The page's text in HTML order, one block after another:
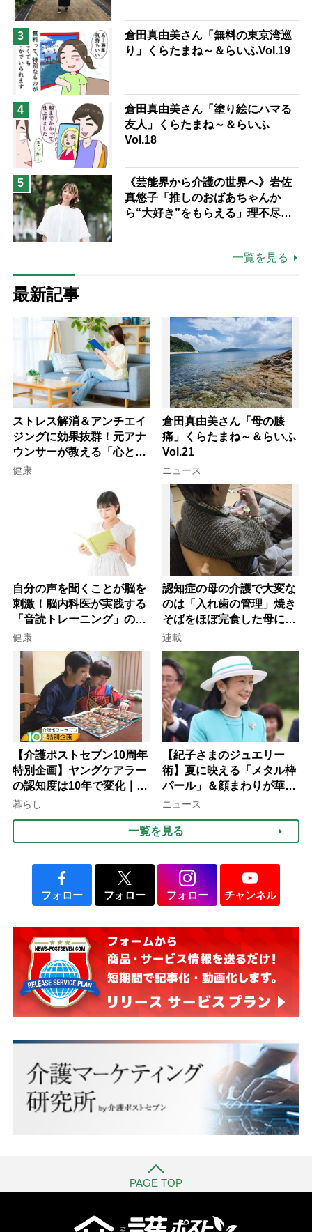
3
倉田真由美さん「無料の東京湾巡
り」くらたまね～＆らいふVol.19
4
倉田真由美さん「塗り絵にハマる
友人」くらたまね～＆らいふ
Vol.18
5
《芸能界から介護の世界へ》岩佐
真悠子「推しのおばあちゃんか
ら“大好き”をもらえる」理不尽さ
一覧を見る
最新記事
ストレス解消＆アンチエイ
ジングに効果抜群！元アナ
ウンサーが教える「心と体
を元気にする音読の習慣」
健康
倉田真由美さん「母の膝
痛」くらたまね～＆らいふ
Vol.21
ニュース
自分の声を聞くことが脳を
刺激！脳内科医が実践する
「音読トレーニング」の極
意
健康
認知症の母の介護で大変な
のは「入れ歯の管理」焼き
そばをほぼ完食した母に息
子が血の気が引いた理由
連載
【介護ポストセブン10周年
特別企画】ヤングケアラー
の認知度は10年で変化｜流
行語大賞にノミネート、法
暮らし
【紀子さまのジュエリー
術】夏に映える「メタル枠
パール」＆顔まわりが華や
ぐ「揺れる一粒」の使い分
ニュース
一覧を見る
フォロー フォロー フォロー チャンネル
PAGE TOP